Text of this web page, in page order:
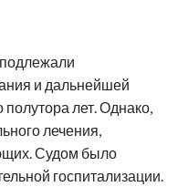
и дальнейшей
полутора лет. Однако,
лечения,
Судом было
госпитализации.